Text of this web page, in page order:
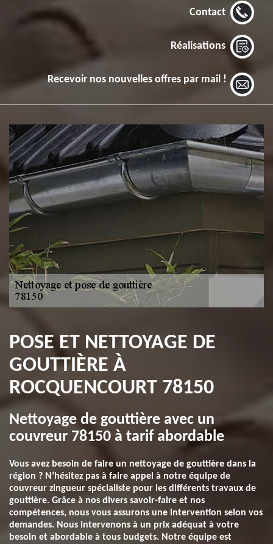
Contact
Réalisations
Recevoir nos nouvelles offres par mail !
POSE ET NETTOYAGE DE
GOUTTIÈRE À
ROCQUENCOURT 78150
Nettoyage de gouttière avec un
couvreur 78150 à tarif abordable
Vous avez besoin de faire un nettoyage de gouttière dans la
région ? N’hésitez pas à faire appel à notre équipe de
couvreur zingueur spécialiste pour les différents travaux de
gouttière. Grâce à nos divers savoir-faire et nos
compétences, nous vous assurons une intervention selon vos
demandes. Nous intervenons à un prix adéquat à votre
besoin et abordable à tous budgets. Notre équipe est